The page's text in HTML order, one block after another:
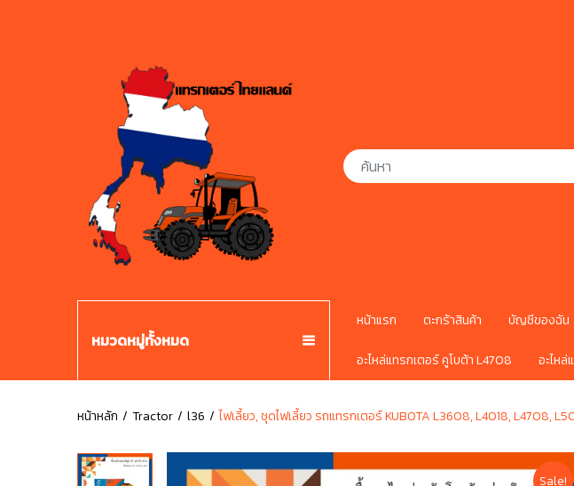
หมวดหมู่ทั้งหมด
หน้าแรก ตะกร้าสินค้า บัญชีของฉัน
อะไหล่แทรกเตอร์ คูโบต้า L4708 อะไหล่
หน้าหลัก Tractor l36 ไฟเลี้ยว, ชุดไฟเลี้ยว รถแทรกเตอร์ KUBOTA L3608, L4018, L4708,
Sale!